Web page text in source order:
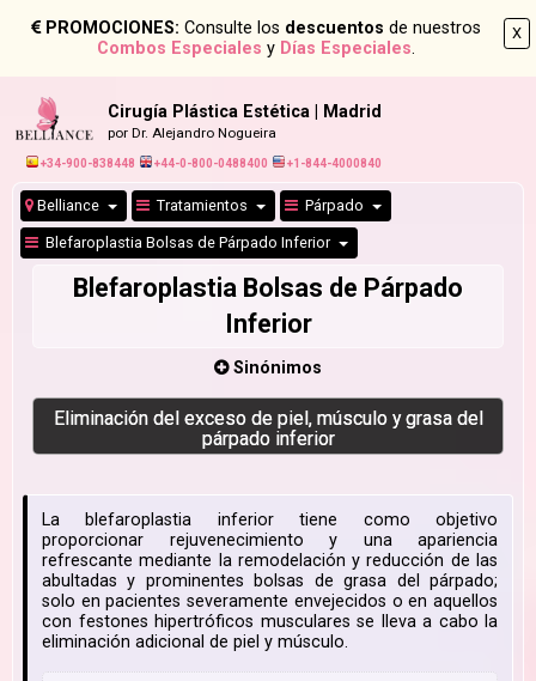
X
PROMOCIONES: Consulte los descuentos de nuestros
Combos Especiales y Días Especiales.
Cirugía Plástica Estética | Madrid
por Dr. Alejandro Nogueira
+34-900-838448 +44-0-800-0488400 +1-844-4000840
Belliance Tratamientos Párpado
Blefaroplastia Bolsas de Párpado Inferior
Blefaroplastia Bolsas de Párpado
Inferior
Sinónimos
Eliminación del exceso de piel, músculo y grasa del
párpado inferior
La blefaroplastia inferior tiene como objetivo
proporcionar rejuvenecimiento y una apariencia
refrescante mediante la remodelación y reducción de las
abultadas y prominentes bolsas de grasa del párpado;
solo en pacientes severamente envejecidos o en aquellos
con festones hipertróficos musculares se lleva a cabo la
eliminación adicional de piel y músculo.